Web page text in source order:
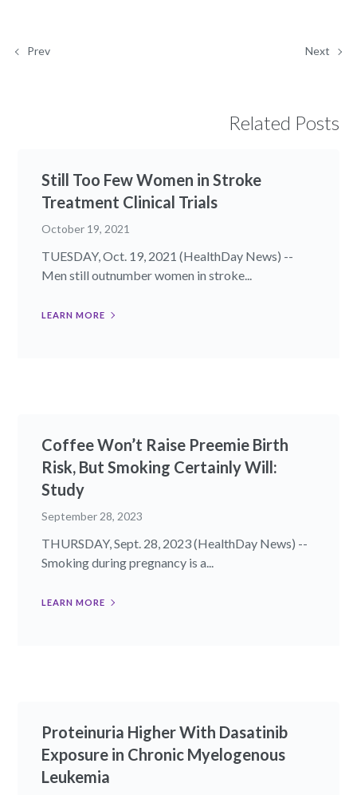
Prev Next
Related Posts
Still Too Few Women in Stroke
Treatment Clinical Trials
October 19, 2021
TUESDAY, Oct. 19, 2021 (HealthDay News) --
Men still outnumber women in stroke...
LEARN MORE
Coffee Won’t Raise Preemie Birth
Risk, But Smoking Certainly Will:
Study
September 28, 2023
THURSDAY, Sept. 28, 2023 (HealthDay News) --
Smoking during pregnancy is a...
LEARN MORE
Proteinuria Higher With Dasatinib
Exposure in Chronic Myelogenous
Leukemia